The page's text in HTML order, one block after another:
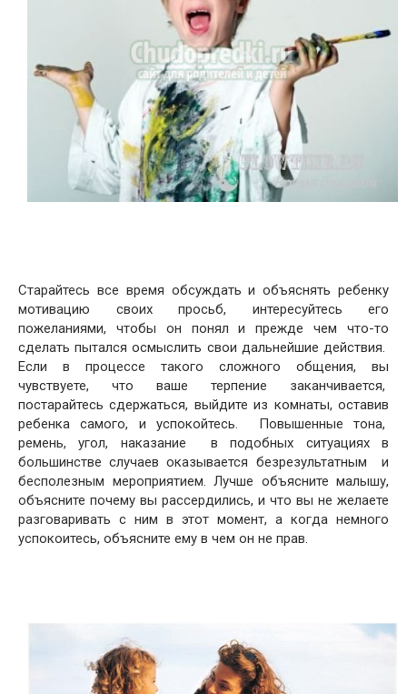
Старайтесь все время обсуждать и объяснять ребенку
мотивацию своих просьб, интересуйтесь его
пожеланиями, чтобы он понял и прежде чем что-то
сделать пытался осмыслить свои дальнейшие действия.
Если в процессе такого сложного общения, вы
чувствуете, что ваше терпение заканчивается,
постарайтесь сдержаться, выйдите из комнаты, оставив
ребенка самого, и успокойтесь. Повышенные тона,
ремень, угол, наказание в подобных ситуациях в
большинстве случаев оказывается безрезультатным и
бесполезным мероприятием. Лучше объясните малышу,
объясните почему вы рассердились, и что вы не желаете
разговаривать с ним в этот момент, а когда немного
успокоитесь, объясните ему в чем он не прав.